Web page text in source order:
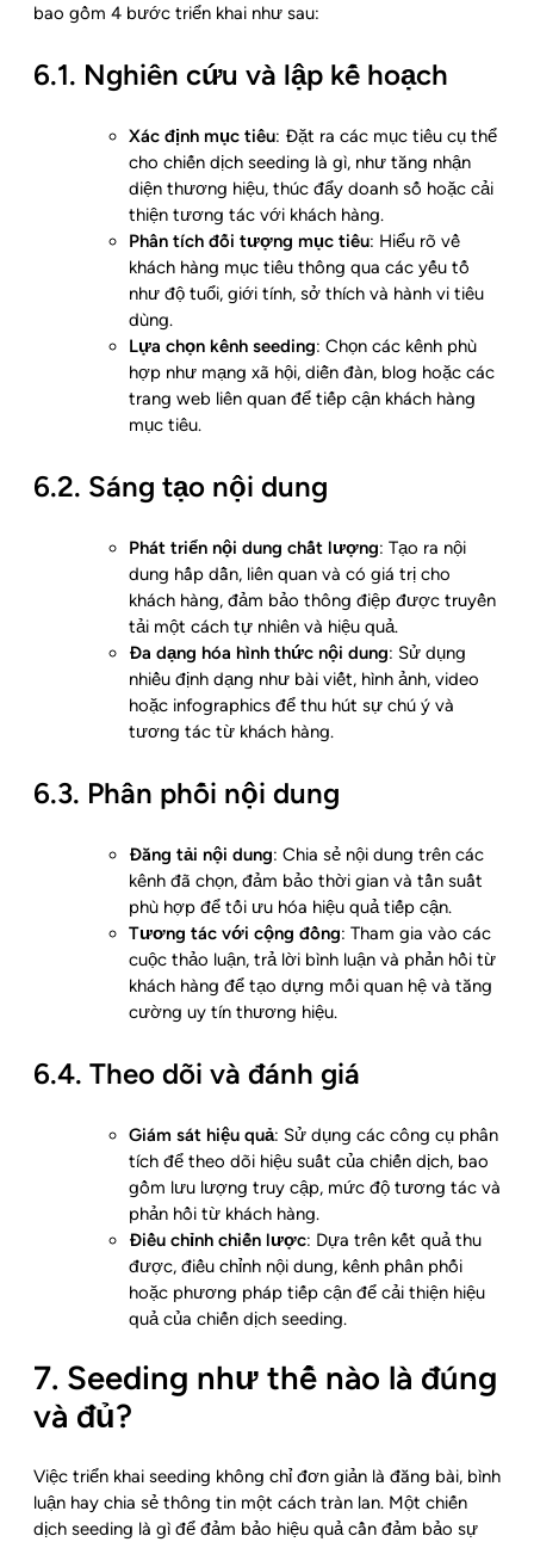
bao gồm 4 bước triển khai như sau:
6.1. Nghiên cứu và lập kế hoạch
Xác định mục tiêu: Đặt ra các mục tiêu cụ thể
cho chiến dịch seeding là gì, như tăng nhận
diện thương hiệu, thúc đẩy doanh số hoặc cải
thiện tương tác với khách hàng.
Phân tích đối tượng mục tiêu: Hiểu rõ về
khách hàng mục tiêu thông qua các yếu tố
như độ tuổi, giới tính, sở thích và hành vi tiêu
dùng.
Lựa chọn kênh seeding: Chọn các kênh phù
hợp như mạng xã hội, diễn đàn, blog hoặc các
trang web liên quan để tiếp cận khách hàng
mục tiêu.
6.2. Sáng tạo nội dung
Phát triển nội dung chất lượng: Tạo ra nội
dung hấp dẫn, liên quan và có giá trị cho
khách hàng, đảm bảo thông điệp được truyền
tải một cách tự nhiên và hiệu quả.
Đa dạng hóa hình thức nội dung: Sử dụng
nhiều định dạng như bài viết, hình ảnh, video
hoặc infographics để thu hút sự chú ý và
tương tác từ khách hàng.
6.3. Phân phối nội dung
Đăng tải nội dung: Chia sẻ nội dung trên các
kênh đã chọn, đảm bảo thời gian và tần suất
phù hợp để tối ưu hóa hiệu quả tiếp cận.
Tương tác với cộng đồng: Tham gia vào các
cuộc thảo luận, trả lời bình luận và phản hồi từ
khách hàng để tạo dựng mối quan hệ và tăng
cường uy tín thương hiệu.
6.4. Theo dõi và đánh giá
Giám sát hiệu quả: Sử dụng các công cụ phân
tích để theo dõi hiệu suất của chiến dịch, bao
gồm lưu lượng truy cập, mức độ tương tác và
phản hồi từ khách hàng.
Điều chỉnh chiến lược: Dựa trên kết quả thu
được, điều chỉnh nội dung, kênh phân phối
hoặc phương pháp tiếp cận để cải thiện hiệu
quả của chiến dịch seeding.
7. Seeding như thế nào là đúng
và đủ?
Việc triển khai seeding không chỉ đơn giản là đăng bài, bình
luận hay chia sẻ thông tin một cách tràn lan. Một chiến
dịch seeding là gì để đảm bảo hiệu quả cần đảm bảo sự